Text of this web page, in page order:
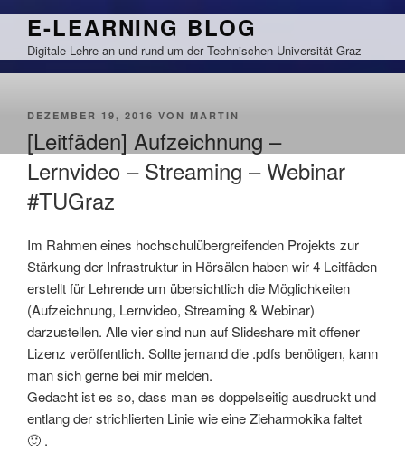
Zum
springen
E-LEARNING BLOG
Digitale Lehre an und rund um der Technischen Universität Graz
VERÖFFENTLICHT
DEZEMBER 19, 2016 VON MARTIN
[Leitfäden] Aufzeichnung –
Lernvideo – Streaming – Webinar
#TUGraz
Im Rahmen eines hochschulübergreifenden Projekts zur
Stärkung der Infrastruktur in Hörsälen haben wir 4 Leitfäden
erstellt für Lehrende um übersichtlich die Möglichkeiten
(Aufzeichnung, Lernvideo, Streaming & Webinar)
darzustellen. Alle vier sind nun auf Slideshare mit offener
Lizenz veröffentlich. Sollte jemand die .pdfs benötigen, kann
man sich gerne bei mir melden.
Gedacht ist es so, dass man es doppelseitig ausdruckt und
entlang der strichlierten Linie wie eine Zieharmokika faltet
🙂 .